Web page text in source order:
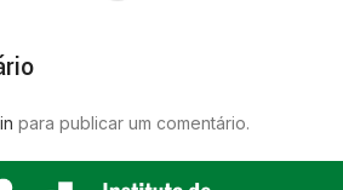
para publicar um comentário.